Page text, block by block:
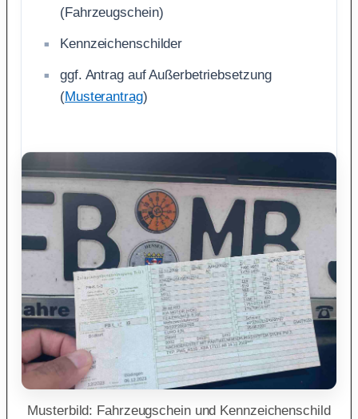
(Fahrzeugschein)
Kennzeichenschilder
ggf. Antrag auf Außerbetriebsetzung
(Musterantrag)
Musterbild: Fahrzeugschein und Kennzeichenschild